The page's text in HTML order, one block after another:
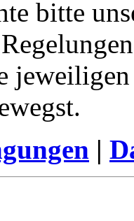
bitte
|